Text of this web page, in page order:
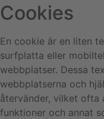
Cookies
En cookie är en liten
surfplatta eller
webbplatser. Dessa
webbplatserna och
återvänder, vilket ofta
funktioner och annat